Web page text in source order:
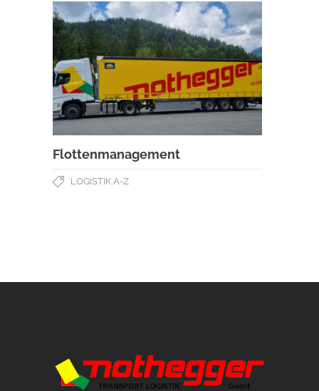
Flottenmanagement
LOGISTIK A-Z